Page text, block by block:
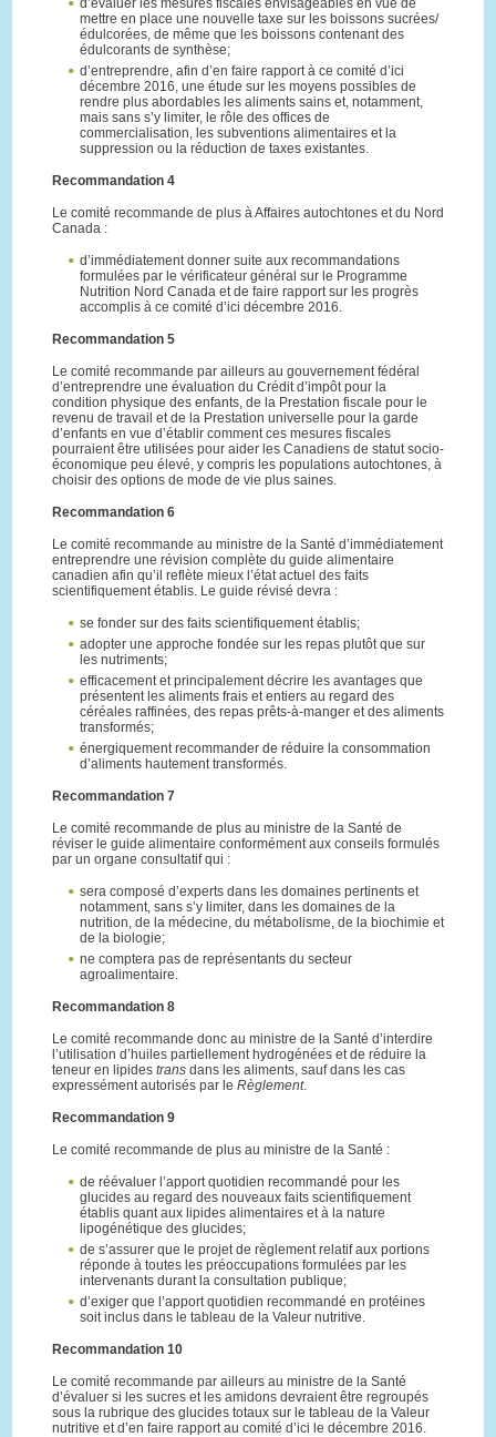
d’évaluer les mesures fiscales envisageables en vue de
mettre en place une nouvelle taxe sur les boissons sucrées/
édulcorées, de même que les boissons contenant des
édulcorants de synthèse;
d’entreprendre, afin d’en faire rapport à ce comité d’ici
décembre 2016, une étude sur les moyens possibles de
rendre plus abordables les aliments sains et, notamment,
mais sans s’y limiter, le rôle des offices de
commercialisation, les subventions alimentaires et la
suppression ou la réduction de taxes existantes.
Recommandation 4
Le comité recommande de plus à Affaires autochtones et du Nord
Canada :
d’immédiatement donner suite aux recommandations
formulées par le vérificateur général sur le Programme
Nutrition Nord Canada et de faire rapport sur les progrès
accomplis à ce comité d’ici décembre 2016.
Recommandation 5
Le comité recommande par ailleurs au gouvernement fédéral
d’entreprendre une évaluation du Crédit d’impôt pour la
condition physique des enfants, de la Prestation fiscale pour le
revenu de travail et de la Prestation universelle pour la garde
d’enfants en vue d’établir comment ces mesures fiscales
pourraient être utilisées pour aider les Canadiens de statut socio-
économique peu élevé, y compris les populations autochtones, à
choisir des options de mode de vie plus saines.
Recommandation 6
Le comité recommande au ministre de la Santé d’immédiatement
entreprendre une révision complète du guide alimentaire
canadien afin qu’il reflète mieux l’état actuel des faits
scientifiquement établis. Le guide révisé devra :
se fonder sur des faits scientifiquement établis;
adopter une approche fondée sur les repas plutôt que sur
les nutriments;
efficacement et principalement décrire les avantages que
présentent les aliments frais et entiers au regard des
céréales raffinées, des repas prêts-à-manger et des aliments
transformés;
énergiquement recommander de réduire la consommation
d’aliments hautement transformés.
Recommandation 7
Le comité recommande de plus au ministre de la Santé de
réviser le guide alimentaire conformément aux conseils formulés
par un organe consultatif qui :
sera composé d’experts dans les domaines pertinents et
notamment, sans s’y limiter, dans les domaines de la
nutrition, de la médecine, du métabolisme, de la biochimie et
de la biologie;
ne comptera pas de représentants du secteur
agroalimentaire.
Recommandation 8
Le comité recommande donc au ministre de la Santé d’interdire
l’utilisation d’huiles partiellement hydrogénées et de réduire la
teneur en lipides transdans les aliments, sauf dans les cas
expressément autorisés par le Règlement.
Recommandation 9
Le comité recommande de plus au ministre de la Santé :
de réévaluer l’apport quotidien recommandé pour les
glucides au regard des nouveaux faits scientifiquement
établis quant aux lipides alimentaires et à la nature
lipogénétique des glucides;
de s’assurer que le projet de règlement relatif aux portions
réponde à toutes les préoccupations formulées par les
intervenants durant la consultation publique;
d’exiger que l’apport quotidien recommandé en protéines
soit inclus dans le tableau de la Valeur nutritive.
Recommandation 10
Le comité recommande par ailleurs au ministre de la Santé
d’évaluer si les sucres et les amidons devraient être regroupés
sous la rubrique des glucides totaux sur le tableau de la Valeur
nutritive et d’en faire rapport au comité d’ici le décembre 2016.